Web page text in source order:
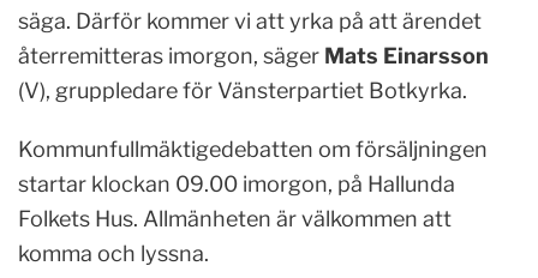
säga. Därför kommer vi att yrka på att ärendet
återremitteras imorgon, säger Mats Einarsson
(V), gruppledare för Vänsterpartiet Botkyrka.
Kommunfullmäktigedebatten om försäljningen
startar klockan 09.00 imorgon, på Hallunda
Folkets Hus. Allmänheten är välkommen att
komma och lyssna.